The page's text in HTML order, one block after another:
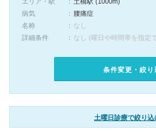
病気
腰痛症
名称
なし
詳細条件
なし (曜日や時間帯を指定
条件変更・絞り
土曜日診療で絞り込